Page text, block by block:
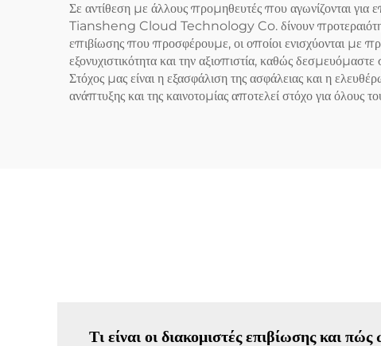
Σε αντίθεση με άλλους προμηθευτές που αγωνίζονται
Tiansheng Cloud Technology Co. δίνουν προτεραιότητα
επιβίωσης που προσφέρουμε, οι οποίοι ενισχύονται με
εξονυχιστικότητα και την αξιοπιστία, καθώς
Στόχος μας είναι η εξασφάλιση της ασφάλειας και η
ανάπτυξης και της καινοτομίας αποτελεί στόχο για όλους
Τι είναι οι διακομιστές επιβίωσης και